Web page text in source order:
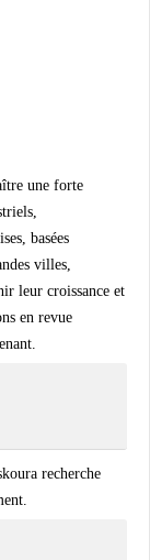
une forte
basées
villes,
leur croissance et
en revue
recherche